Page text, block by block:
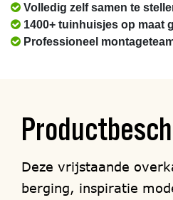
Volledig zelf samen te
1400+ tuinhuisjes op maat
Professioneel
Deze vrijstaande
berging, inspiratie